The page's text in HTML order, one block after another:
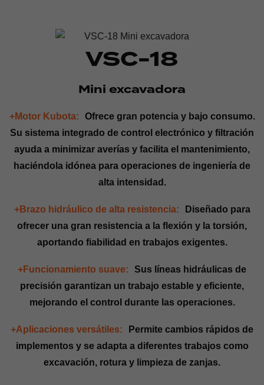
VSC-18
Mini excavadora
+Motor Kubota:
Ofrece gran potencia y bajo consumo.
Su sistema integrado de control electrónico y filtración
ayuda a minimizar averías y facilita el mantenimiento,
haciéndola idónea para operaciones de ingeniería de
alta intensidad.
+Brazo hidráulico de alta resistencia:
Diseñado para
ofrecer una gran resistencia a la flexión y la torsión,
aportando fiabilidad en trabajos exigentes.
+Funcionamiento suave:
Sus líneas hidráulicas de
precisión garantizan un trabajo estable y eficiente,
mejorando el control durante las operaciones.
+Aplicaciones versátiles:
Permite cambios rápidos de
implementos y se adapta a diferentes trabajos como
excavación, rotura y limpieza de zanjas.